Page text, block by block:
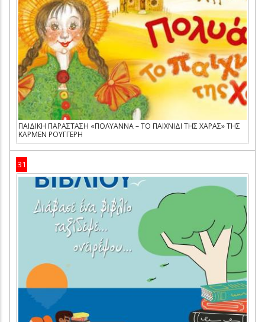
ΠΑΙΔΙΚΗ ΠΑΡΑΣΤΑΣΗ «ΠΟΛΥΑΝΝΑ – ΤΟ ΠΑΙΧΝΙΔΙ ΤΗΣ ΧΑΡΑΣ» ΤΗΣ
ΚΑΡΜΕΝ ΡΟΥΓΓΕΡΗ
31